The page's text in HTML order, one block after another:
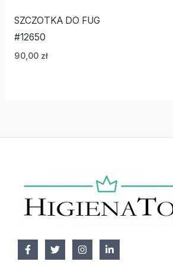
SZCZOTKA DO FUG
#12650
90,00 zł